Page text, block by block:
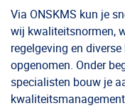
Via ONSKMS kun je
wij kwaliteitsnormen,
regelgeving en
opgenomen. Onder
specialisten bouw je